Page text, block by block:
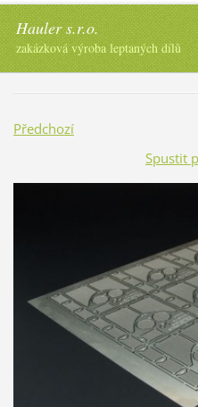
Hauler s.r.o.
zakázková výroba leptaných dílů
Předchozí
Spustit